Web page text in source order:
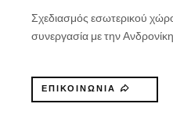
Σχεδιασμός εσωτερικού
συνεργασία με την
ΕΠΙΚΟΙΝΩΝΙΑ